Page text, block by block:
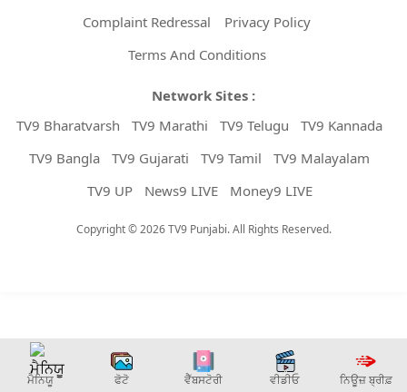
Complaint Redressal
Privacy Policy
Terms And Conditions
Network Sites :
TV9 Bharatvarsh
TV9 Marathi TV9 Telugu
TV9 Kannada
TV9 Bangla
TV9 Gujarati TV9 Tamil
TV9 Malayalam
TV9 UP
News9 LIVE Money9 LIVE
Copyright © 2026 TV9 Punjabi. All Rights Reserved.
ਮੈਨਿਯੂ ਫੋਟੋ ਵੈੱਬਸਟੋਰੀ ਵੀਡੀਓ ਨਿਊਜ਼ ਬ੍ਰੀਫ਼